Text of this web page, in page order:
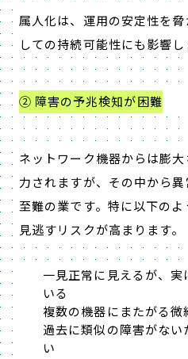
属人化は、運用の安定性を
しての持続可能性にも影響し
② 障害の予兆検知が困難
ネットワーク機器からは膨
力されますが、その中から
至難の業です。特に以下の
見逃すリスクが高まります。
一見正常に見えるが、
いる
複数の機器にまたがる
過去に類似の障害がな
い